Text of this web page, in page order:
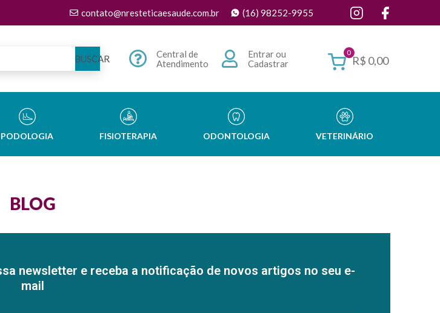
contato@nresteticaesaude.com.br (16) 98252-9955
BUSCAR
Central de
Atendimento
Entrar ou
Cadastrar
0
R$ 0,00
PODOLOGIA FISIOTERAPIA ODONTOLOGIA VETERINÁRIO
BLOG
newsletter e receba a notificação de novos artigos no seu e-
mail